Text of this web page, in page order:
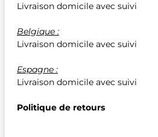
Livraison domicile avec suivi
Belgique :
Livraison domicile avec suivi
Espagne :
Livraison domicile avec suivi
Politique de retours